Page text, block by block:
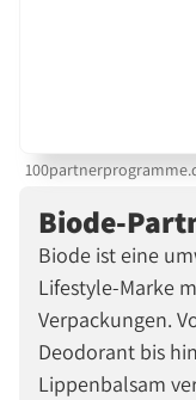
Biode-
Biode ist eine
Lifestyle-Marke
Verpackungen.
Deodorant bis
Lippenbalsam